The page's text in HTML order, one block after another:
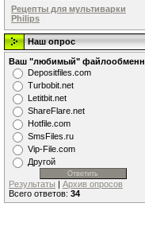
Рецепты для мультиварки
Philips
Наш опрос
Ваш "любимый"
Dеpоsitfilеs.com
Turbobit.net
Letitbit.net
ShareFlare.net
Hotfile.com
SmsFiles.ru
Vip-File.com
Другой
Результаты | Архив опросов
Всего ответов: 34